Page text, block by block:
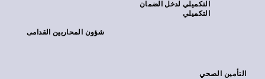
التكميلي لدخل الضمان
التكميلي
شؤون المحاربين القدامى
التأمين الصحي